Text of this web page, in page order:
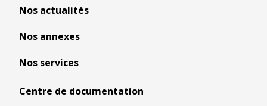
Nos actualités
Nos annexes
Nos services
Centre de documentation